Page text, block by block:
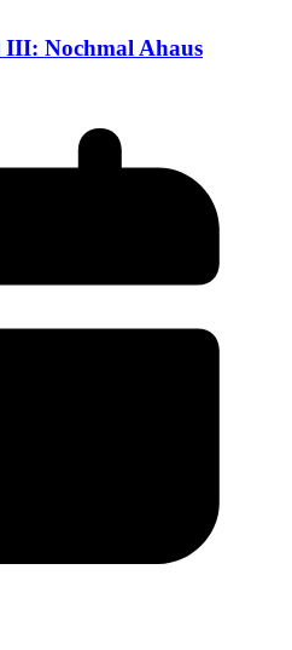
Nochmal Ahaus